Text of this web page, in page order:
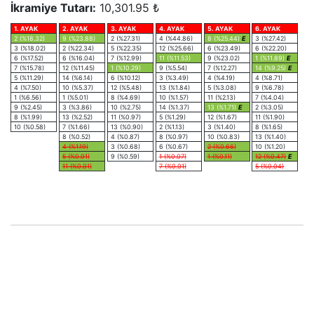
İkramiye Tutarı: 10,301.95 ₺
1. AYAK
2 (%18.32)
3 (%18.02)
6 (%17.52)
7 (%15.78)
5 (%11.29)
4 (%7.50)
1 (%6.56)
9 (%2.45)
8 (%1.99)
10 (%0.58)
2. AYAK
9 (%23.88)
2 (%22.34)
6 (%16.04)
12 (%11.45)
14 (%6.14)
10 (%5.37)
1 (%5.01)
3 (%3.86)
13 (%2.52)
7 (%1.66)
8 (%0.52)
4 (%1.19)
5 (%0.01)
11 (%0.01)
3. AYAK
2 (%27.31)
5 (%22.35)
7 (%12.99)
1 (%10.29)
6 (%10.12)
12 (%5.48)
8 (%4.69)
10 (%2.75)
11 (%0.97)
13 (%0.90)
4 (%0.87)
3 (%0.68)
9 (%0.59)
4. AYAK
4 (%44.86)
12 (%25.66)
11 (%11.53)
9 (%5.54)
3 (%3.49)
13 (%1.84)
10 (%1.57)
14 (%1.37)
5 (%1.29)
2 (%1.13)
8 (%0.97)
6 (%0.67)
1 (%0.07)
7 (%0.01)
5. AYAK
8 (%25.44) E
6 (%23.49)
9 (%23.02)
7 (%12.27)
4 (%4.19)
5 (%3.08)
11 (%2.13)
13 (%1.71) E
12 (%1.67)
3 (%1.40)
10 (%0.83)
2 (%0.66)
1 (%0.11)
6. AYAK
3 (%27.42)
6 (%22.20)
1 (%11.89) E
14 (%9.25) E
4 (%8.71)
9 (%6.78)
7 (%4.04)
2 (%3.05)
11 (%1.90)
8 (%1.65)
13 (%1.40)
10 (%1.20)
12 (%0.47) E
5 (%0.04)